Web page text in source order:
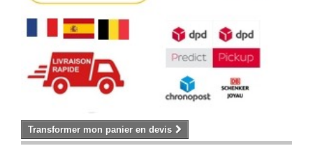
Transformer mon panier en devis